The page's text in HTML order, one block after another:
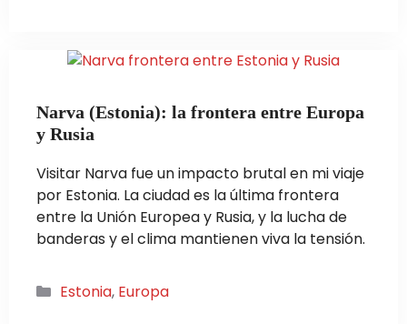
Narva (Estonia): la frontera entre Europa
y Rusia
Visitar Narva fue un impacto brutal en mi viaje
por Estonia. La ciudad es la última frontera
entre la Unión Europea y Rusia, y la lucha de
banderas y el clima mantienen viva la tensión.
Categorías
Estonia, Europa